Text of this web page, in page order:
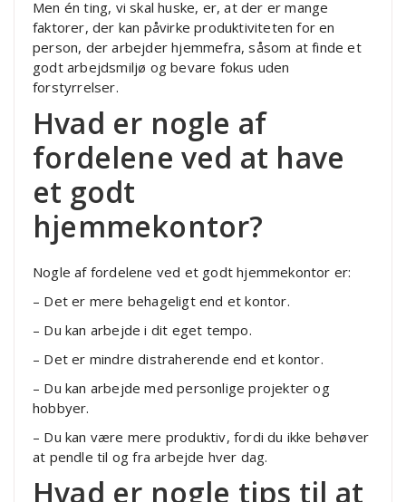
Men én ting, vi skal huske, er, at der er mange
faktorer, der kan påvirke produktiviteten for en
person, der arbejder hjemmefra, såsom at finde et
godt arbejdsmiljø og bevare fokus uden
forstyrrelser.
Hvad er nogle af
fordelene ved at have
et godt
hjemmekontor?
Nogle af fordelene ved et godt hjemmekontor er:
– Det er mere behageligt end et kontor.
– Du kan arbejde i dit eget tempo.
– Det er mindre distraherende end et kontor.
– Du kan arbejde med personlige projekter og
hobbyer.
– Du kan være mere produktiv, fordi du ikke behøver
at pendle til og fra arbejde hver dag.
Hvad er nogle tips til at